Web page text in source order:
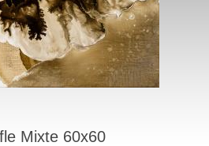
Mixte 60x60